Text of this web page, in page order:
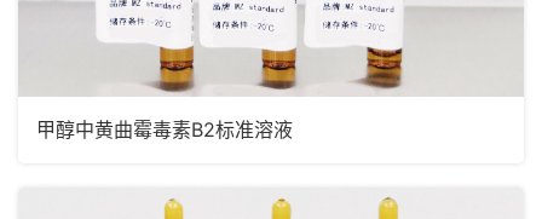
甲醇中黄曲霉毒素B2标准溶液